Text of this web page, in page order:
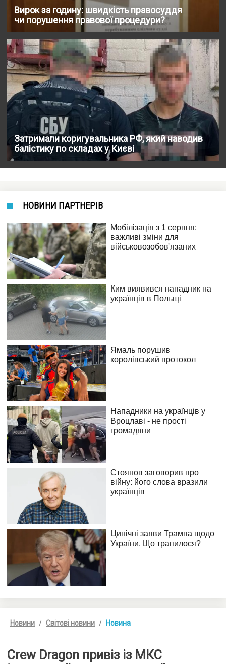
Вирок за годину: швидкість правосуддя
чи порушення правової процедури?
Затримали коригувальника РФ, який наводив
балістику по складах у Києві
НОВИНИ ПАРТНЕРІВ
Новини Світові новини Новина
Crew Dragon привіз із МКС